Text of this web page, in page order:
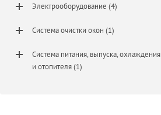
Электрооборудование (4)
Система очистки окон (1)
Система питания, выпуска, охлаждения
и отопителя (1)